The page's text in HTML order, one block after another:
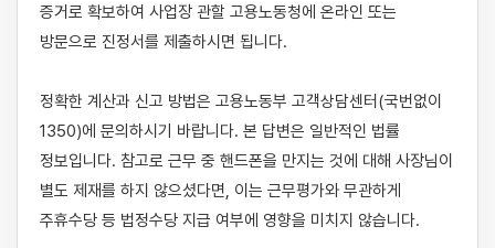
증거로 확보하여 사업장 관할 고용노동청에 온라인 또는
방문으로 진정서를 제출하시면 됩니다.
정확한 계산과 신고 방법은 고용노동부 고객상담센터(국번없이
1350)에 문의하시기 바랍니다. 본 답변은 일반적인 법률
정보입니다. 참고로 근무 중 핸드폰을 만지는 것에 대해 사장님이
별도 제재를 하지 않으셨다면, 이는 근무평가와 무관하게
주휴수당 등 법정수당 지급 여부에 영향을 미치지 않습니다.